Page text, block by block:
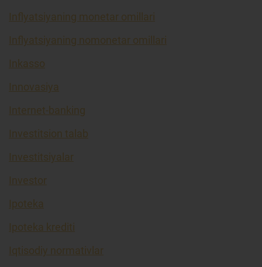
Inflyatsiyaning monetar omillari
Inflyatsiyaning nomonetar omillari
Inkasso
Innovasiya
Internet-banking
Investitsion talab
Investitsiyalar
Investor
Ipoteka
Ipoteka krediti
Iqtisodiy normativlar